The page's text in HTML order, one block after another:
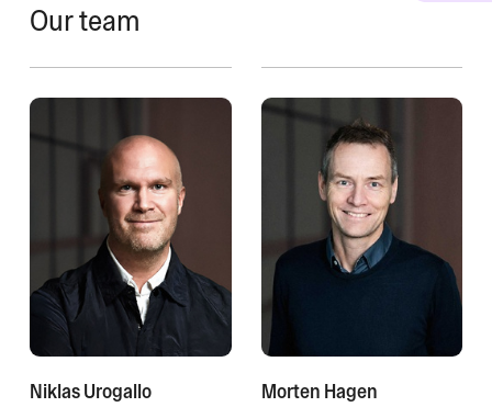
Our team
Niklas Urogallo
Morten Hagen